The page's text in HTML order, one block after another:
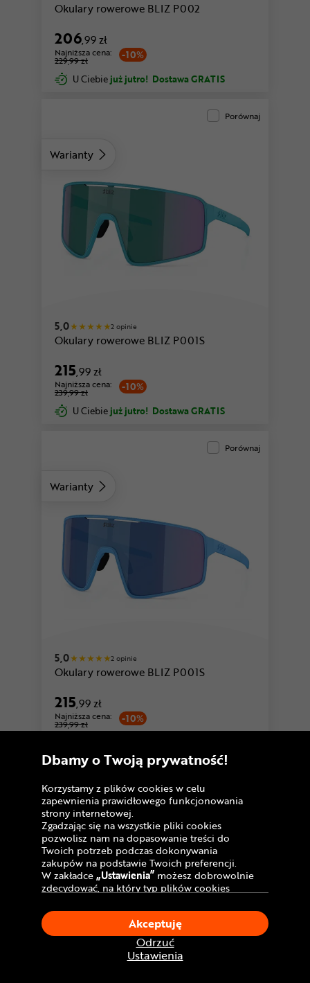
Okulary rowerowe BLIZ P002
206,99 zł
-10%
Najniższa cena:
229,99 zł
U Ciebie już jutro! Dostawa GRATIS
Warianty
Porównaj
5,0 2 opinie
Okulary rowerowe BLIZ P001S
215,99 zł
-10%
Najniższa cena:
239,99 zł
U Ciebie już jutro! Dostawa GRATIS
Warianty
Porównaj
5,0 2 opinie
Okulary rowerowe BLIZ P001S
215,99 zł
-10%
Najniższa cena:
239,99 zł
Warianty
przezroczysty
Dbamy o Twoją prywatność!
Korzystamy z plików cookies w celu
zapewnienia prawidłowego funkcjonowania
strony internetowej.
Zgadzając się na wszystkie pliki cookies
pozwolisz nam na dopasowanie treści do
Twoich potrzeb podczas dokonywania
zakupów na podstawie Twoich preferencji.
W zakładce„Ustawienia” możesz dobrowolnie
zdecydować, na który typ plików cookies
Klikając„Akceptuję”, wyrażasz zgodę na
stosowanie ciasteczek zgodnie z ustawieniami
Twojej przeglądarki.
W dowolnym momencie, możesz dokonać
zmiany swojego wyboru klikając opcję
Ustawienia
Odrzuć
Akceptuję